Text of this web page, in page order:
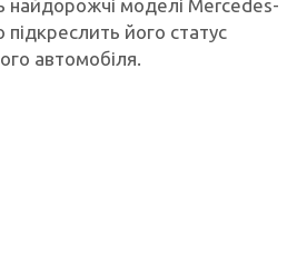
найдорожчі моделі Mercedes-
його статус
автомобіля.